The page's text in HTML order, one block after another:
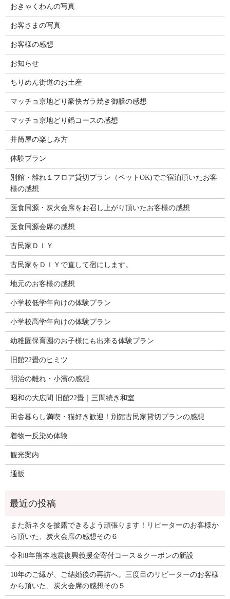
おきゃくわんの写真
お客さまの写真
お客様の感想
お知らせ
ちりめん街道のお土産
マッチョ京地どり豪快ガラ焼き御膳の感想
マッチョ京地どり鍋コースの感想
井筒屋の楽しみ方
体験プラン
別館・離れ１フロア貸切プラン（ペットOK)でご宿泊頂いたお客
様の感想
医食同源・炭火会席をお召し上がり頂いたお客様の感想
医食同源会席の感想
古民家ＤＩＹ
古民家をＤＩＹで直して宿にします。
地元のお客様の感想
小学校低学年向けの体験プラン
小学校高学年向けの体験プラン
幼稚園保育園のお子様にも出来る体験プラン
旧館22畳のヒミツ
明治の離れ・小濱の感想
昭和の大広間 旧館22畳｜三間続き和室
田舎暮らし満喫・猫好き歓迎！別館古民家貸切プランの感想
着物一反染め体験
観光案内
通販
また新ネタを披露できるよう頑張ります！リピーターのお客様か
ら頂いた、炭火会席の感想その６
令和8年熊本地震復興義援金寄付コース＆クーポンの新設
10年のご縁が、ご結婚後の再訪へ。三度目のリピーターのお客様
から頂いた、炭火会席の感想その５